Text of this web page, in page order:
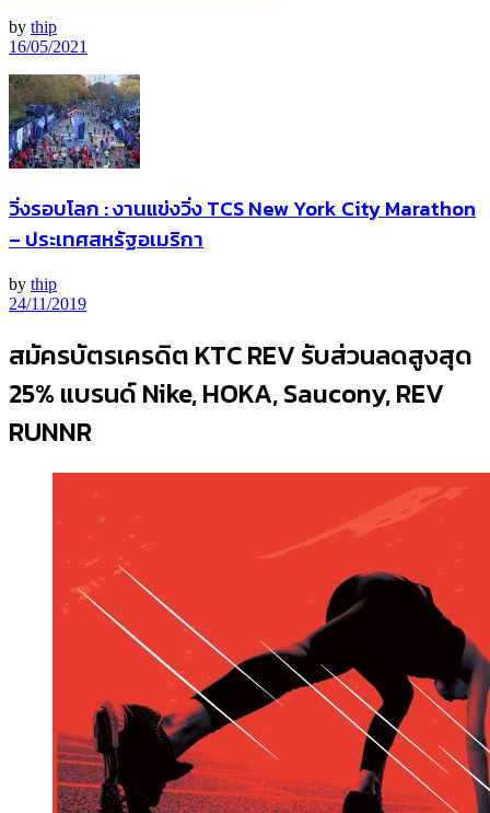
by thip
16/05/2021
วิ่งรอบโลก : งานแข่งวิ่ง TCS New York City Marathon
– ประเทศสหรัฐอเมริกา
by thip
24/11/2019
สมัครบัตรเครดิต KTC REV รับส่วนลดสูงสุด
25% แบรนด์ Nike, HOKA, Saucony, REV
RUNNR